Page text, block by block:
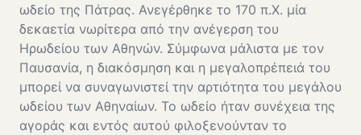
ωδείο της Πάτρας. Ανεγέρθηκε το 170 π.Χ. μία
δεκαετία νωρίτερα από την ανέγερση του
Ηρωδείου των Αθηνών. Σύμφωνα μάλιστα με τον
Παυσανία, η διακόσμηση και η μεγαλοπρέπειά του
μπορεί να συναγωνιστεί την αρτιότητα του μεγάλου
ωδείου των Αθηναίων. Το ωδείο ήταν συνέχεια της
αγοράς και εντός αυτού φιλοξενούνταν το